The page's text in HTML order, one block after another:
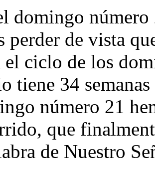
domingo
perder de vista
el ciclo de los
tiene 34
número 21
que
de Nuestro